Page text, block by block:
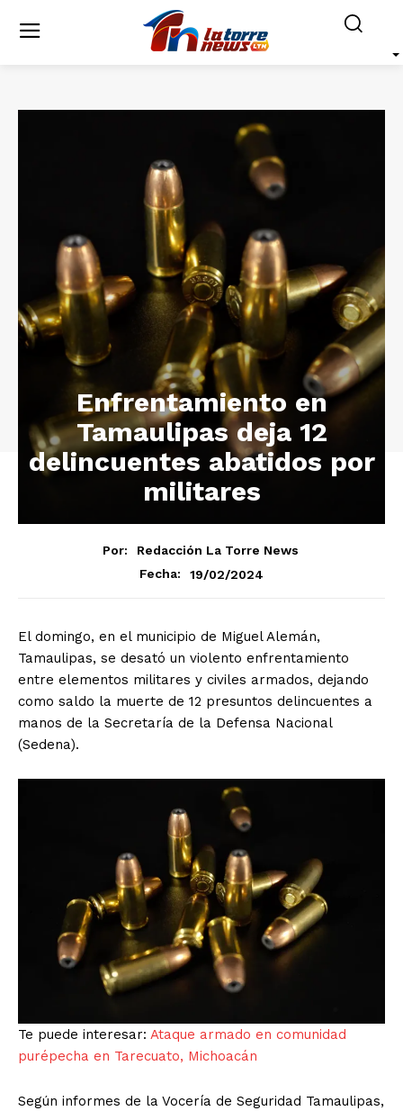
Enfrentamiento en
Tamaulipas deja 12
delincuentes abatidos por
militares
Por:
Redacción La Torre News
Fecha:
19/02/2024
El domingo, en el municipio de Miguel Alemán,
Tamaulipas, se desató un violento enfrentamiento
entre elementos militares y civiles armados, dejando
como saldo la muerte de 12 presuntos delincuentes a
manos de la Secretaría de la Defensa Nacional
(Sedena).
Te puede interesar: Ataque armado en comunidad
purépecha en Tarecuato, Michoacán
Según informes de la Vocería de Seguridad Tamaulipas,